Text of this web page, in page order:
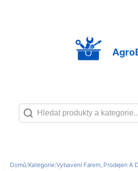
Domů/Kategorie/Vybavení Farem, Prodejen A